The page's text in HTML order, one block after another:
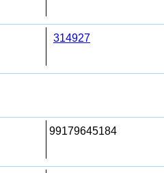
314927
99179645184